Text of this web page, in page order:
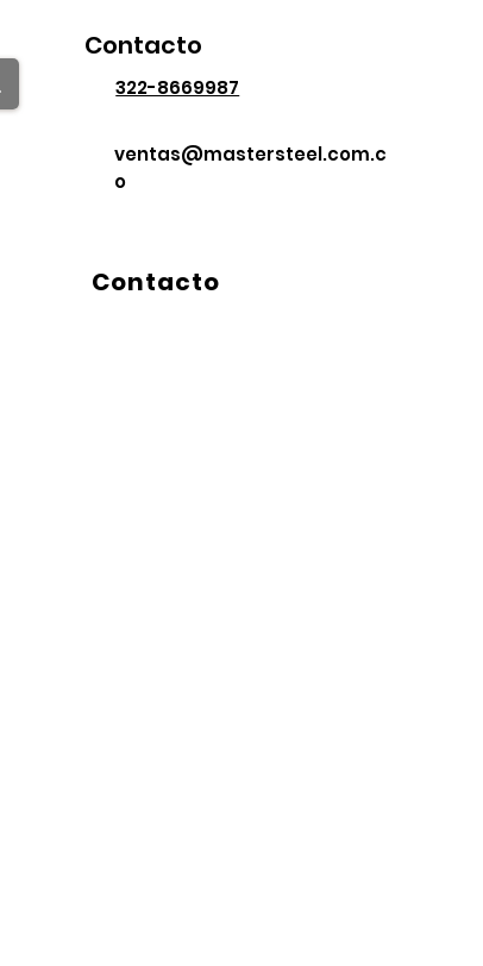
Contacto
322-8669987
ventas@mastersteel.com.c
o
Contacto Más
Contacto